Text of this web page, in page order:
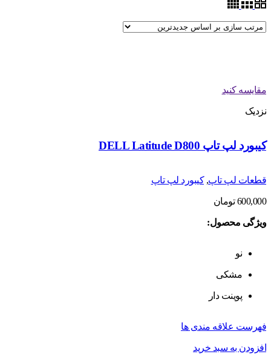
مقایسه کنید
نزدیک
کیبورد لپ تاپ DELL Latitude D800
قطعات لپ تاپ,کیبورد لپ تاپ
600,000 تومان
ویژگی محصول:
نو
مشکی
پوینت دار
فهرست علاقه مندی ها
افزودن به سبد خرید